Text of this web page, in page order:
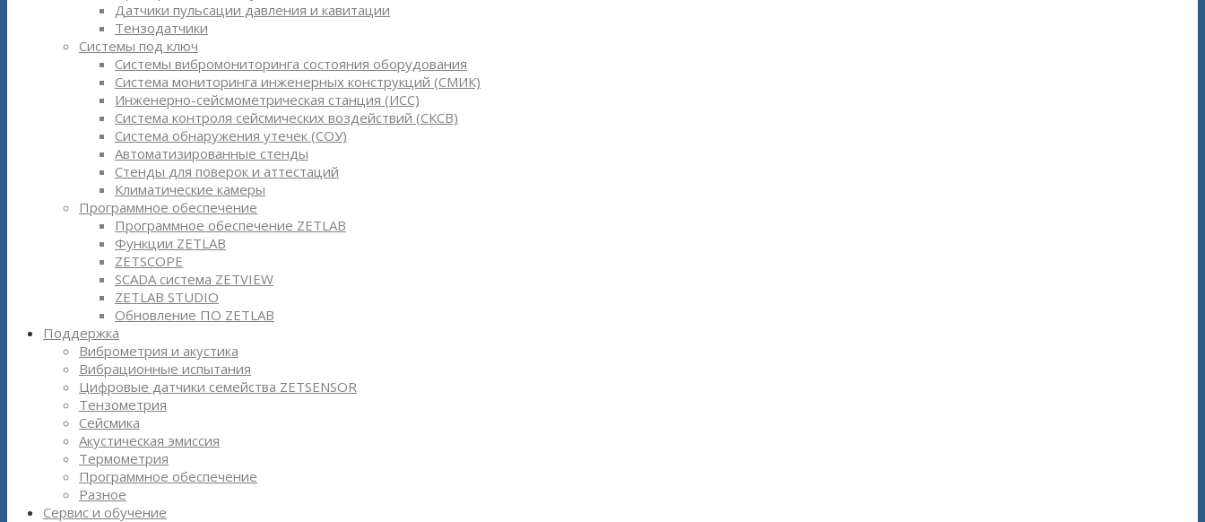
Датчики пульсации давления и кавитации
Тензодатчики
Системы под ключ
Системы вибромониторинга состояния оборудования
Система мониторинга инженерных конструкций (СМИК)
Инженерно-сейсмометрическая станция (ИСС)
Система контроля сейсмических воздействий (СКСВ)
Система обнаружения утечек (СОУ)
Автоматизированные стенды
Стенды для поверок и аттестаций
Климатические камеры
Программное обеспечение
Программное обеспечение ZETLAB
Функции ZETLAB
ZETSCOPE
SCADA система ZETVIEW
ZETLAB STUDIO
Обновление ПО ZETLAB
Поддержка
Виброметрия и акустика
Вибрационные испытания
Цифровые датчики семейства ZETSENSOR
Тензометрия
Сейсмика
Акустическая эмиссия
Термометрия
Программное обеспечение
Разное
Сервис и обучение